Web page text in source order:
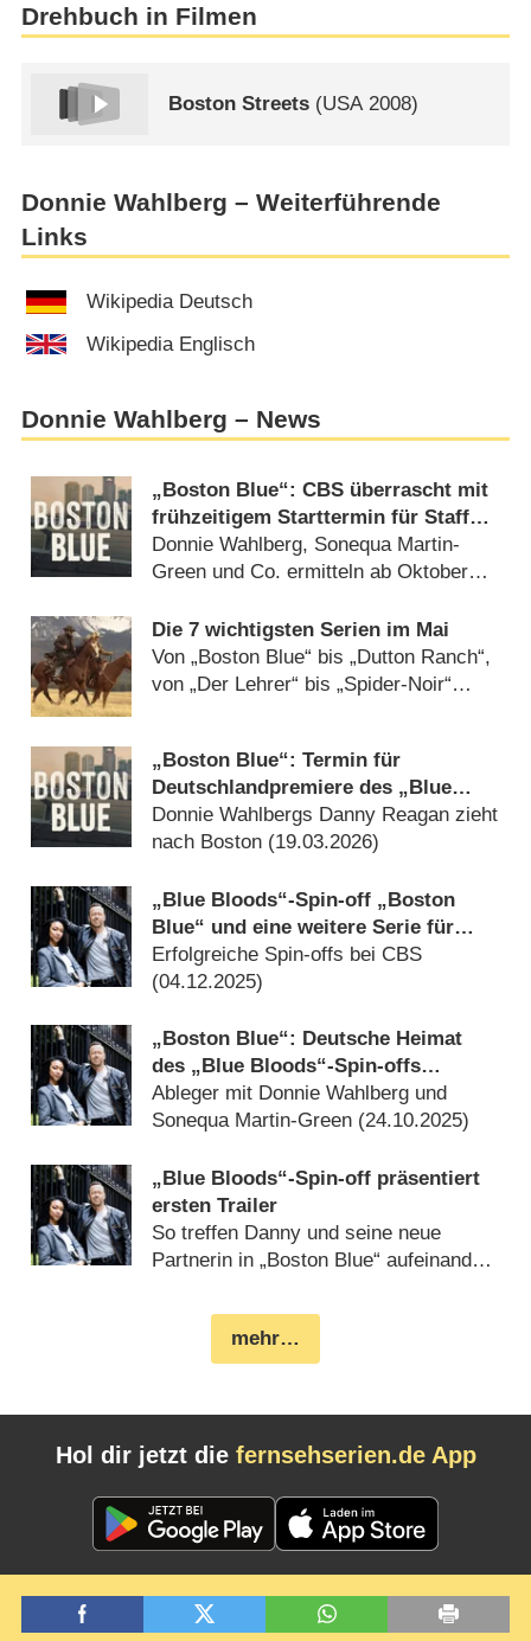
Drehbuch in Filmen
Boston Streets (USA2008)
Donnie Wahlberg – Weiterführende
Links
Wikipedia Deutsch
Wikipedia Englisch
Donnie Wahlberg – News
„Boston Blue“: CBS überrascht mit
frühzeitigem Starttermin für Staffel
2
Donnie Wahlberg, Sonequa Martin-
Green und Co. ermitteln ab Oktober
Die 7 wichtigsten Serien im Mai
Von „Boston Blue“ bis „Dutton Ranch“,
von „Der Lehrer“ bis „Spider-Noir“
„Boston Blue“: Termin für
Deutschlandpremiere des „Blue
Bloods“-Spin-offs bestätigt
Donnie Wahlbergs Danny Reagan zieht
nach Boston (19.03.2026)
„Blue Bloods“-Spin-off „Boston
Blue“ und eine weitere Serie für
Staffel 2 verlängert
Erfolgreiche Spin-offs bei CBS
(04.12.2025)
„Boston Blue“: Deutsche Heimat
des „Blue Bloods“-Spin-offs
bekannt
Ableger mit Donnie Wahlberg und
Sonequa Martin-Green (24.10.2025)
„Blue Bloods“-Spin-off präsentiert
ersten Trailer
So treffen Danny und seine neue
Partnerin in „Boston Blue“ aufeinander
mehr…
Hol dir jetzt die fernsehserien.de App